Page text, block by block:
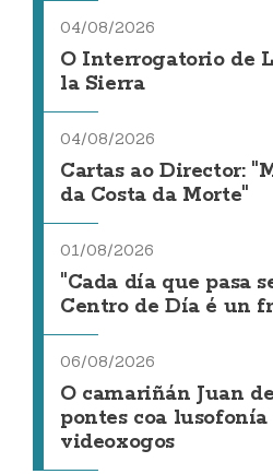
04/08/2026
O Interrogatorio de
la Sierra
04/08/2026
Cartas ao Director:
da Costa da Morte"
01/08/2026
"Cada día que pasa
Centro de Día é un
06/08/2026
O camariñán Juan
pontes coa lusofonía
videoxogos